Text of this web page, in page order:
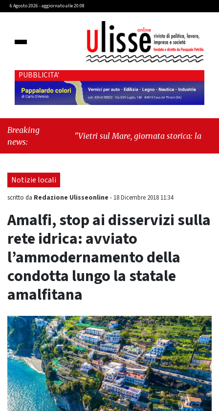
6 Agosto 2026 - aggiornato alle 20:08
PUBBLICITA'
Breaking
news:
"Vietri sul Mare, giornata storica: la ceramica
Notizie locali
scritto da Redazione Ulisseonline - 18 Dicembre 2018 11:34
Amalfi, stop ai disservizi sulla
rete idrica: avviato
l’ammodernamento della
condotta lungo la statale
amalfitana